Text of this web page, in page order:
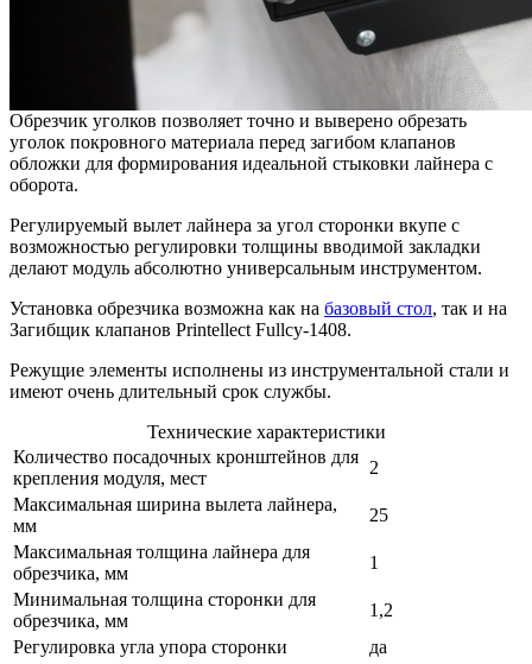
Обрезчик уголков позволяет точно и выверено обрезать
уголок покровного материала перед загибом клапанов
обложки для формирования идеальной стыковки лайнера с
оборота.
Регулируемый вылет лайнера за угол сторонки вкупе с
возможностью регулировки толщины вводимой закладки
делают модуль абсолютно универсальным инструментом.
Установка обрезчика возможна как на базовый стол, так и на
Загибщик клапанов Printellect Fullcy-1408.
Режущие элементы исполнены из инструментальной стали и
имеют очень длительный срок службы.
Технические характеристики
Количество посадочных кронштейнов для
крепления модуля, мест
2
Максимальная ширина вылета лайнера,
мм
25
Максимальная толщина лайнера для
обрезчика, мм
1
Минимальная толщина сторонки для
обрезчика, мм
1,2
Регулировка угла упора сторонки
да